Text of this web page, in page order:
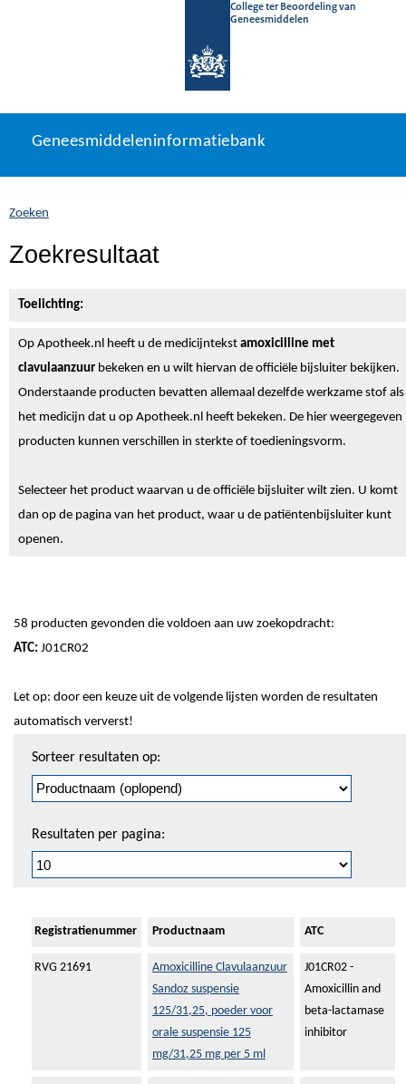
College ter Beoordeling van
Geneesmiddelen
naar
Geneesmiddeleninformatiebank
U
zich
hier:
Geneesmiddeleninformatiebank
Zoeken
Zoekresultaat
Toelichting:
Op Apotheek.nl heeft u de medicijntekst amoxicilline met
clavulaanzuur bekeken en u wilt hiervan de officiële bijsluiter bekijken.
Onderstaande producten bevatten allemaal dezelfde werkzame stof als
het medicijn dat u op Apotheek.nl heeft bekeken. De hier weergegeven
producten kunnen verschillen in sterkte of toedieningsvorm.
Selecteer het product waarvan u de officiële bijsluiter wilt zien. U komt
dan op de pagina van het product, waar u de patiëntenbijsluiter kunt
openen.
58 producten gevonden die voldoen aan uw zoekopdracht:
ATC: J01CR02
Let op: door een keuze uit de volgende lijsten worden de resultaten
automatisch ververst!
pagineren
Sorteer resultaten op:
Resultaten per pagina:
Registratienummer Productnaam ATC
RVG 21691
Amoxicilline Clavulaanzuur
Sandoz suspensie
125/31,25, poeder voor
orale suspensie 125
mg/31,25 mg per 5 ml
J01CR02 -
Amoxicillin and
beta-lactamase
inhibitor